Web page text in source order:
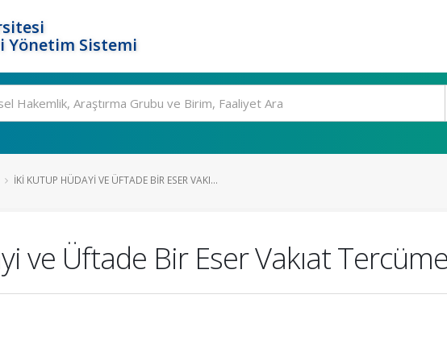
Yönetim Sistemi
İKI KUTUP HÜDAYI VE ÜFTADE BIR ESER VAKI...
ve Üftade Bir Eser Vakıat